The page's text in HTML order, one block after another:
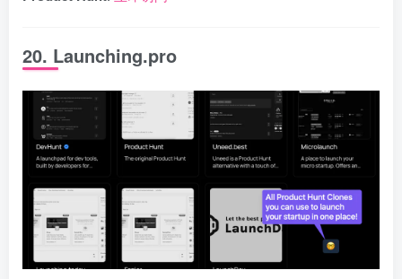
20. Launching.pro